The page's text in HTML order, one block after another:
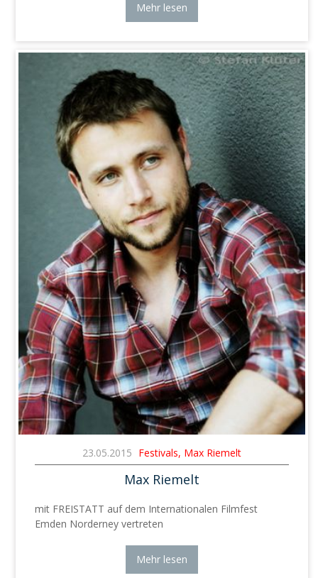
Mehr lesen
23.05.2015 Festivals, Max Riemelt
Max Riemelt
mit FREISTATT auf dem Internationalen Filmfest
Emden Norderney vertreten
Mehr lesen